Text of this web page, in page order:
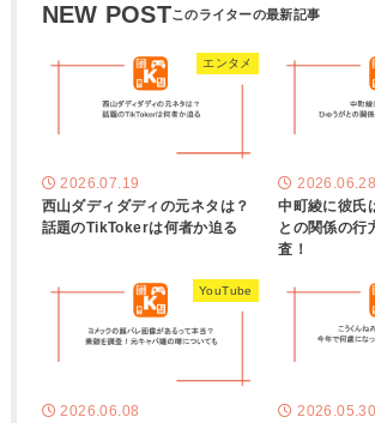
NEW POST
エンタメ
2026.07.19
西山ダディダディの元ネタは？
話題のTikTokerは何者か迫る
中町綾に彼氏
との関係の行
査！
YouTube
2026.06.08